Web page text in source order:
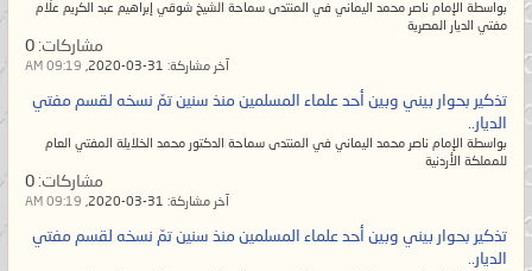
الهُدى لما جاء قدري وعصر ظهوري،
فهل تعلمون متى عصر بعث الإمام
المهديّ؟ إنه يكون في أمّة آخر الزمان
ينتسبون إليها ولم يبقَ إلا الاسم فلا
يسلم الناس من شرّ يده ولا من لسانه،
والمُسلم من سلم الناس من شرّ يده
بواسطة الإمام ناصر محمد اليماني في المنتدى سماحة الشيخ شوقي إبراهيم عبد الكريم علّام
مفتي الديار المصرية
مشاركات:
آخر مشاركة: 09:19 AM
تذكير بحوار بيني وبين أحد علماء المسلمين منذ سنين تمّ نسخه لقسم مفتي
الديار..
بواسطة الإمام ناصر محمد اليماني في المنتدى سماحة الدكتور محمد الخلايلة المفتي العام
للمملكة الأردنية
مشاركات:
آخر مشاركة: 09:19 AM
تذكير بحوار بيني وبين أحد علماء المسلمين منذ سنين تمّ نسخه لقسم مفتي
الديار..